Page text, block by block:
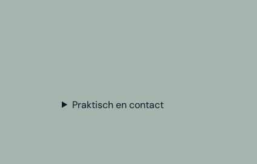
Praktisch en contact